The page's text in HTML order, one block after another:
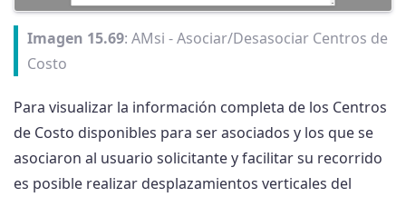
Imagen 15.69: AMsi - Asociar/Desasociar Centros de
Costo
Para visualizar la información completa de los Centros
de Costo disponibles para ser asociados y los que se
asociaron al usuario solicitante y facilitar su recorrido
es posible realizar desplazamientos verticales del